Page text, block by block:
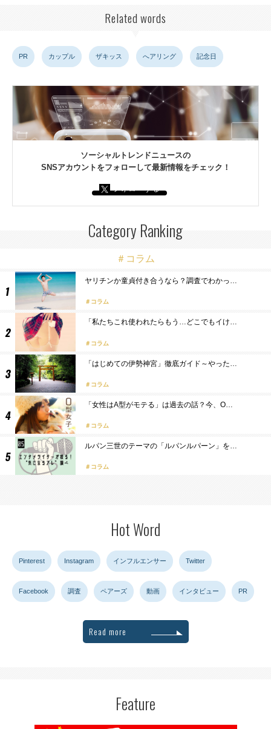
Related words
PR カップル ザキッス へアリング 記念日
ソーシャルトレンドニュースの
SNSアカウントをフォローして最新情報をチェック！
フォローする
Category Ranking
＃コラム
ヤリチンか童貞付き合うなら？調査でわかっ…
コラム
「私たちこれ使われたらもう…どこでもイけ…
コラム
「はじめての伊勢神宮」徹底ガイド～やった…
コラム
「女性はA型がモテる」は過去の話？今、O…
コラム
ルパン三世のテーマの「ルパンルパーン」を…
コラム
Hot Word
Pinterest Instagram インフルエンサー Twitter
Facebook 調査 ペアーズ 動画 インタビュー PR
Read more
Feature